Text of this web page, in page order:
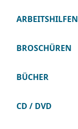
ARBEITSHILFEN
BROSCHÜREN
BÜCHER
CD / DVD